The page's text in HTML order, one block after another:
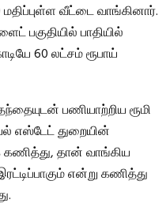
வீட்டை வாங்கினார்.
பகுதியில் பாதியில்
60 லட்சம் ரூபாய்
பணியாற்றிய ரூமி
எஸ்டேட் துறையின்
தான் வாங்கிய
என்று கணித்து